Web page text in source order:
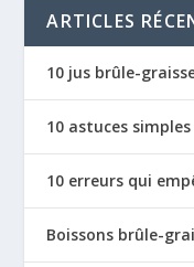
ARTICLES
10 jus brûle-
10 astuces
10 erreurs qui
Boissons brûle-